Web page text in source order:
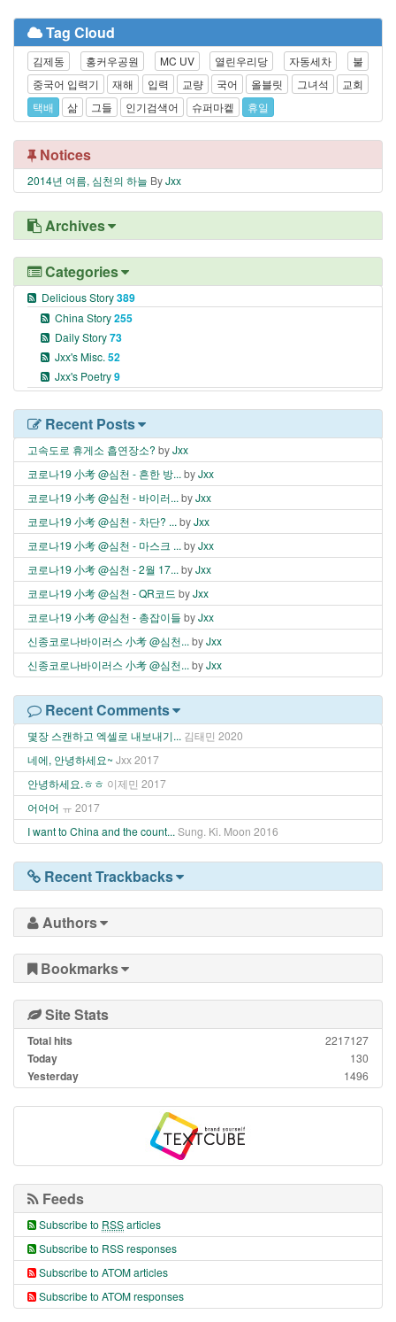
Tag Cloud
김제동 홍커우공원 MC UV 열린우리당 자동세차
불
중국어 입력기
재해 입력 교량 국어 올블릿 그녀석
교회
택배
삶 그들 인기검색어 슈퍼마켙 휴일
Notices
2014년 여름, 심천의 하늘 ByJxx
Archives
Categories
Delicious Story389
China Story255
Daily Story73
Jxx's Misc.52
Jxx's Poetry9
Recent Posts
고속도로 휴게소 흡연장소? byJxx
코로나19 小考 @심천 - 흔한 방...byJxx
코로나19 小考 @심천 - 바이러...byJxx
코로나19 小考 @심천 - 차단? ...byJxx
코로나19 小考 @심천 - 마스크 ...byJxx
코로나19 小考 @심천 - 2월 17...byJxx
코로나19 小考 @심천 - QR코드 byJxx
코로나19 小考 @심천 - 총잡이들 byJxx
신종코로나바이러스 小考 @심천...byJxx
신종코로나바이러스 小考 @심천...byJxx
Recent Comments
몇장 스캔하고 엑셀로 내보내기... 김태민 2020
네에, 안녕하세요~ Jxx2017
안녕하세요.ㅎㅎ 이제민 2017
어어어 ㅠ 2017
I want to China and the count...Sung. Ki. Moon 2016
Recent Trackbacks
Authors
Bookmarks
Site Stats
Total hits 2217127
Today 130
Yesterday 1496
Feeds
Subscribe to RSSarticles
Subscribe to RSS responses
Subscribe to ATOM articles
Subscribe to ATOM responses